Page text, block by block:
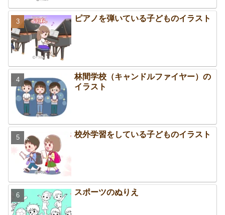
ピアノを弾いている子どものイラスト
林間学校（キャンドルファイヤー）の
イラスト
校外学習をしている子どものイラスト
スポーツのぬりえ